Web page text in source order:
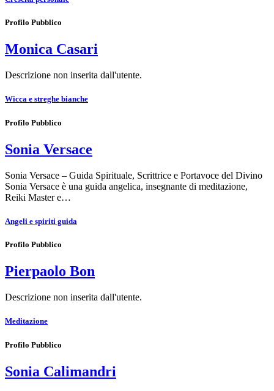
Profilo Pubblico
Monica Casari
Descrizione non inserita dall'utente.
Wicca e streghe bianche
Profilo Pubblico
Sonia Versace
Sonia Versace – Guida Spirituale, Scrittrice e Portavoce del Divino
Sonia Versace è una guida angelica, insegnante di meditazione,
Reiki Master e…
Angeli e spiriti guida
Profilo Pubblico
Pierpaolo Bon
Descrizione non inserita dall'utente.
Meditazione
Profilo Pubblico
Sonia Calimandri